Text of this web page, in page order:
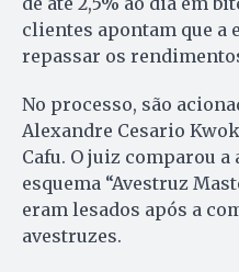
clientes apontam que a
repassar os
No processo, são
Alexandre Cesario
Cafu. O juiz comparou a
esquema “Avestruz
eram lesados após a
avestruzes.